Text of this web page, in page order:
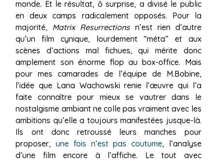
monde. Et le résultat, ô surprise, a divisé le public
en deux camps radicalement opposés. Pour la
majorité, Matrix Resurrectionsn’est rien d’autre
qu’un film cynique, lourdement “méta” et aux
scènes d’actions mal fichues, qui mérite donc
amplement son énorme flop au box-office. Mais
pour mes camarades de l’équipe de M.Bobine,
l’idée que Lana Wachowski renie l’œuvre qui l’a
faite connaître pour mieux se vautrer dans le
nostalgisme ambiant ne colle pas vraiment avec les
ambitions qu’elle a toujours manifestées jusque-là.
Ils ont donc retroussé leurs manches pour
proposer,une fois n’est pas coutume, l’analyse
d’une film encore à l’affiche. Le tout avec